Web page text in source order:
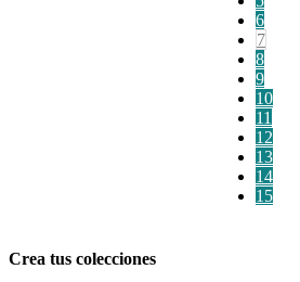
6
7
8
9
10
11
12
13
14
15
Crea tus colecciones